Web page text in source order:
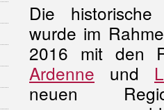
Die historische
wurde im
2016 mit den
Ardenne und
neuen